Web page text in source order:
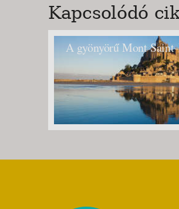
Kapcsolódó
A gyönyörű Mont